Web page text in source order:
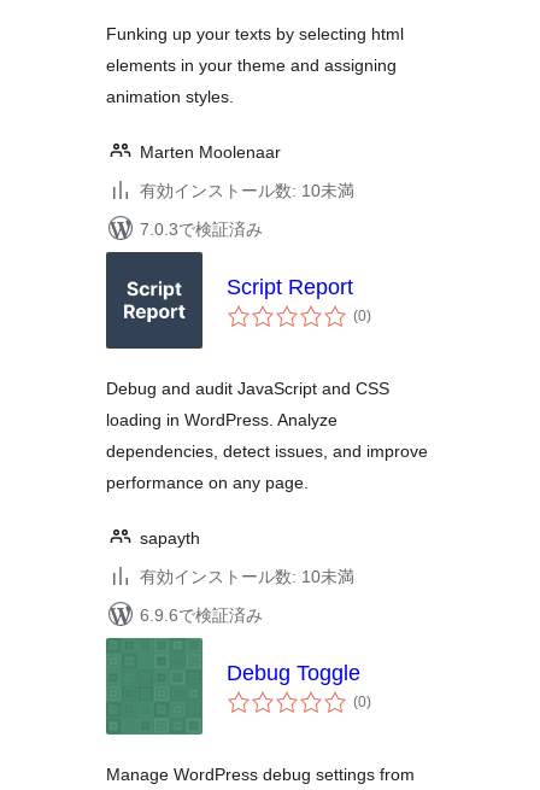
Funking up your texts by selecting html
elements in your theme and assigning
animation styles.
Marten Moolenaar
有効インストール数: 10未満
7.0.3で検証済み
Script Report
(0個
の)
Debug and audit JavaScript and CSS
loading in WordPress. Analyze
dependencies, detect issues, and improve
performance on any page.
sapayth
有効インストール数: 10未満
6.9.6で検証済み
Debug Toggle
(0個
の)
Manage WordPress debug settings from